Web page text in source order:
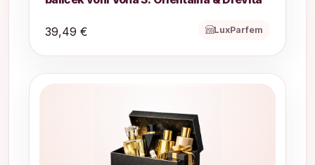
39,49 € LuxParfem